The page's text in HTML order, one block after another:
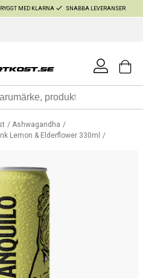
MED KLARNA SNABBA LEVERANSER
Ashwagandha
Lemon & Elderflower 330ml